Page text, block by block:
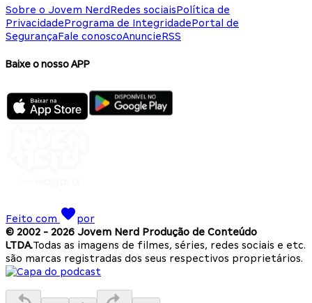
Sobre o Jovem NerdRedes sociaisPolítica de
PrivacidadePrograma de IntegridadePortal de
SegurançaFale conoscoAnuncieRSS
Baixe o nosso APP
Feito com
por
© 2002 - 2026 Jovem Nerd Produção de Conteúdo
LTDA.Todas as imagens de filmes, séries, redes sociais e etc.
são marcas registradas dos seus respectivos proprietários.